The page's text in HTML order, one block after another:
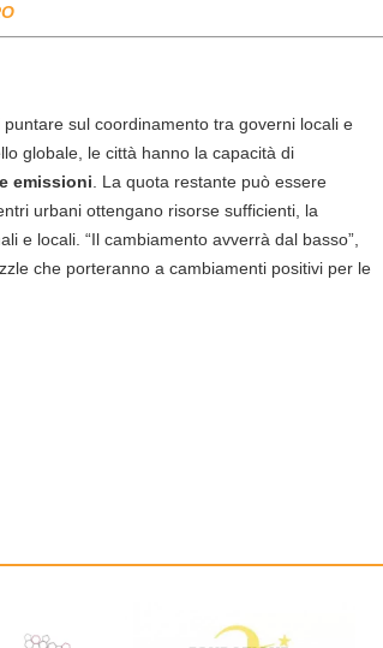
sul coordinamento tra governi locali e
globale, le città hanno la capacità di
emissioni . La quota restante può essere
urbani ottengano risorse sufficienti, la
e locali. “Il cambiamento avverrà dal basso”,
che porteranno a cambiamenti positivi per le